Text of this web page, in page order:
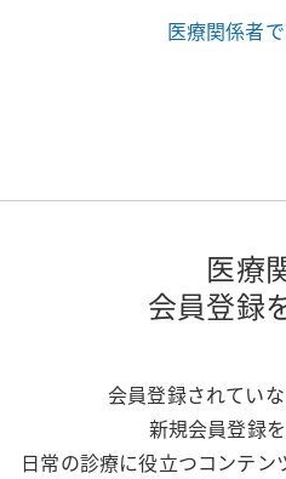
医療関係者
医療
会員登録
会員登録されてい
新規会員登録
日常の診療に役立つコンテン